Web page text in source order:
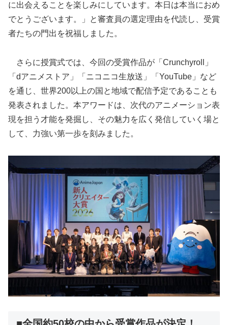
に出会えることを楽しみにしています。本日は本当におめ
でとうございます。」と審査員の選定理由を代読し、受賞
者たちの門出を祝福しました。
さらに授賞式では、今回の受賞作品が「Crunchyroll」
「dアニメストア」「ニコニコ生放送」「YouTube」など
を通じ、世界200以上の国と地域で配信予定であることも
発表されました。本アワードは、次代のアニメーション表
現を担う才能を発掘し、その魅力を広く発信していく場と
して、力強い第一歩を刻みました。